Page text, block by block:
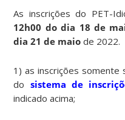
As inscrições do PET-
12h00 do dia 18 de
dia 21 de maiode 2022.
1) as inscrições somente
do sistema de
indicado acima;